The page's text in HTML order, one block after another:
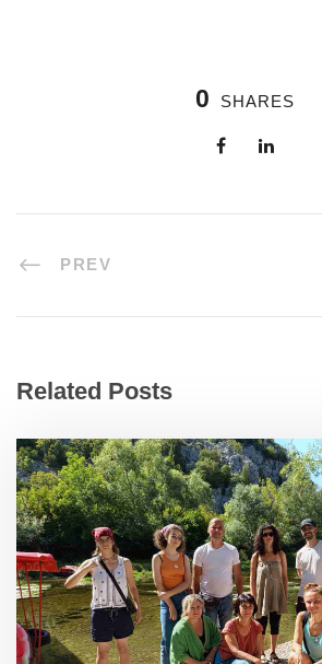
0 SHARES
PREV
Related Posts